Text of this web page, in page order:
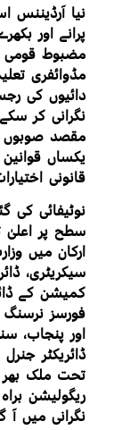
نیا
پرانے اور
مضبوط قومی
مڈوائفری
دائیوں کی
نگرانی کر
مقصد صوبوں
یکساں قوانین
قانونی
نوٹیفائی کی
سطح پر اعلیٰ
ارکان میں
سیکریٹری،
کمیشن کے
فورسز
اور پنجاب،
ڈائریکٹر
تحت ملک بھر
ریگولیشن
نگرانی میں آ